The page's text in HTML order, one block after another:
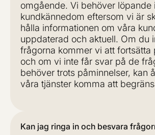
omgående. Vi behöver löpande
kundkännedom eftersom vi är
hålla informationen om våra
uppdaterad och aktuell. Om du
frågorna kommer vi att fortsätta
och om vi inte får svar på de
behöver trots påminnelser, kan
våra tjänster komma att
Kan jag ringa in och besvara